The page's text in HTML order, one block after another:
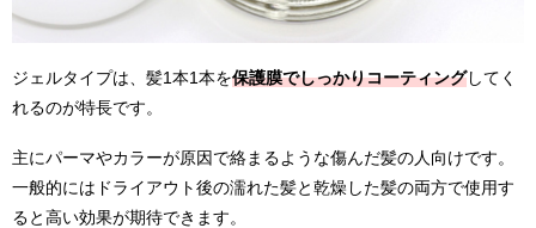
ジェルタイプは、髪1本1本を保護膜でしっかりコーティングしてく
れるのが特長です。
主にパーマやカラーが原因で絡まるような傷んだ髪の人向けです。
一般的にはドライアウト後の濡れた髪と乾燥した髪の両方で使用す
ると高い効果が期待できます。